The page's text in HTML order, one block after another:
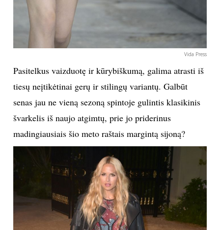
Vida Press
Pasitelkus vaizduotę ir kūrybiškumą, galima atrasti iš
tiesų neįtikėtinai gerų ir stilingų variantų. Galbūt
senas jau ne vieną sezoną spintoje gulintis klasikinis
švarkelis iš naujo atgimtų, prie jo priderinus
madingiausiais šio meto raštais margintą sijoną?